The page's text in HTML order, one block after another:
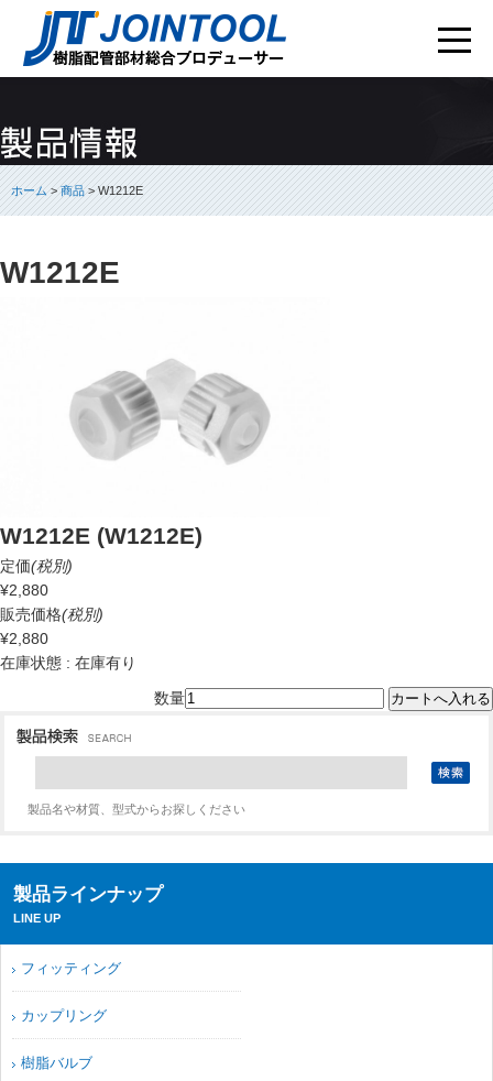
ホーム>商品> W1212E
W1212E
W1212E (W1212E)
定価(税別)
¥2,880
販売価格(税別)
¥2,880
在庫状態 : 在庫有り
数量
製品名や材質、型式からお探しください
製品ラインナップ
LINE UP
フィッティング
カップリング
樹脂バルブ